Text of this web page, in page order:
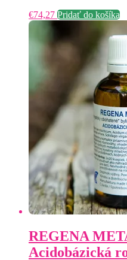
€74,27 Pridať do košíka
REGENA
Acidobázická